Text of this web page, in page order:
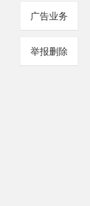
广告业务
举报删除